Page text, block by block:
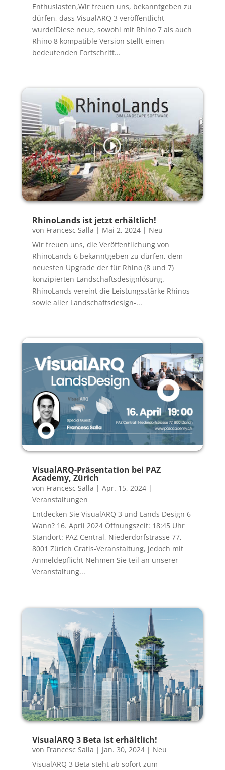
Enthusiasten,Wir freuen uns, bekanntgeben zu
dürfen, dass VisualARQ 3 veröffentlicht
wurde!Diese neue, sowohl mit Rhino 7 als auch
Rhino 8 kompatible Version stellt einen
bedeutenden Fortschritt...
RhinoLands ist jetzt erhältlich!
von Francesc Salla | Mai 2, 2024| Neu
Wir freuen uns, die Veröffentlichung von
RhinoLands 6 bekanntgeben zu dürfen, dem
neuesten Upgrade der für Rhino (8 und 7)
konzipierten Landschaftsdesignlösung.
RhinoLands vereint die Leistungsstärke Rhinos
sowie aller Landschaftsdesign-...
VisualARQ-Präsentation bei PAZ
Academy, Zürich
von Francesc Salla | Apr. 15, 2024|
Veranstaltungen
Entdecken Sie VisualARQ 3 und Lands Design 6
Wann? 16. April 2024 Öffnungszeit: 18:45 Uhr
Standort: PAZ Central, Niederdorfstrasse 77,
8001 Zürich Gratis-Veranstaltung, jedoch mit
Anmeldepflicht Nehmen Sie teil an unserer
Veranstaltung...
VisualARQ 3 Beta ist erhältlich!
von Francesc Salla | Jan. 30, 2024| Neu
VisualARQ 3 Beta steht ab sofort zum